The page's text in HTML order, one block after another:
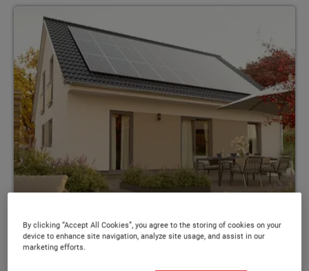
Mitwachshaus Flair 148
By clicking “Accept All Cookies”, you agree to the storing of cookies on your
device to enhance site navigation, analyze site usage, and assist in our
marketing efforts.